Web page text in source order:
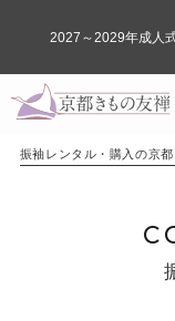
振袖レンタル・購入の京
2027～2029年成人